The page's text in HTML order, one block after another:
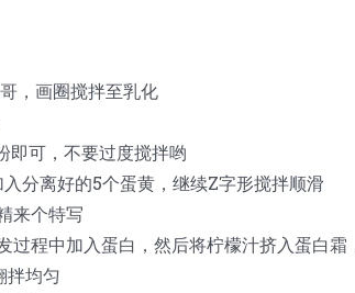
，画圈搅拌至乳化
即可，不要过度搅拌哟
分离好的5个蛋黄，继续Z字形搅拌顺滑
来个特写
过程中加入蛋白，然后将柠檬汁挤入蛋白霜
拌均匀